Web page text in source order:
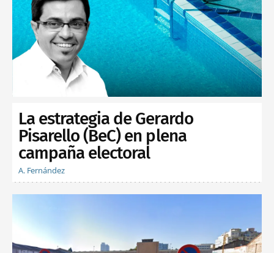
La estrategia de Gerardo
Pisarello (BeC) en plena
campaña electoral
A. Fernández